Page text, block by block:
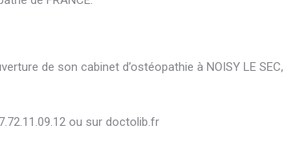
de son cabinet d’ostéopathie à NOISY LE SEC,
ou sur doctolib.fr